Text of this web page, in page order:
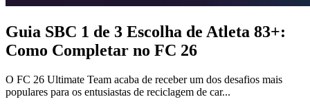
Guia SBC 1 de 3 Escolha de Atleta 83+:
Como Completar no FC 26
O FC 26 Ultimate Team acaba de receber um dos desafios mais
populares para os entusiastas de reciclagem de car...